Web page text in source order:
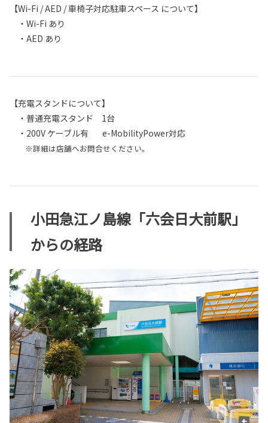
【Wi-Fi / AED / 車椅子対応駐車スペース について】
・Wi-Fi あり
・AED あり
【充電スタンドについて】
・普通充電スタンド 1台
・200V ケーブル有 e-MobilityPower対応
※詳細は店舗へお問合せください。
小田急江ノ島線「六会日大前駅」
からの経路